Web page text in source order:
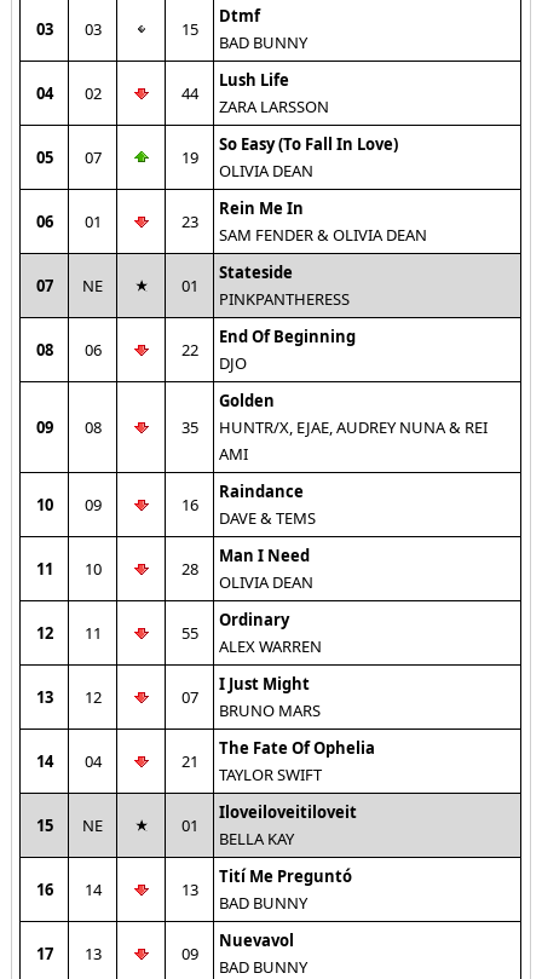
03 03 15
Dtmf
BAD BUNNY
04 02 44
Lush Life
ZARA LARSSON
05 07 19
So Easy (To Fall In Love)
OLIVIA DEAN
06 01 23
Rein Me In
SAM FENDER & OLIVIA DEAN
07 NE 01
Stateside
PINKPANTHERESS
08 06 22
End Of Beginning
DJO
09 08 35
Golden
HUNTR/X, EJAE, AUDREY NUNA & REI
AMI
10 09 16
Raindance
DAVE & TEMS
11 10 28
Man I Need
OLIVIA DEAN
12 11 55
Ordinary
ALEX WARREN
13 12 07
I Just Might
BRUNO MARS
14 04 21
The Fate Of Ophelia
TAYLOR SWIFT
15 NE 01
Iloveiloveitiloveit
BELLA KAY
16 14 13
Tití Me Preguntó
BAD BUNNY
17 13 09
Nuevavol
BAD BUNNY